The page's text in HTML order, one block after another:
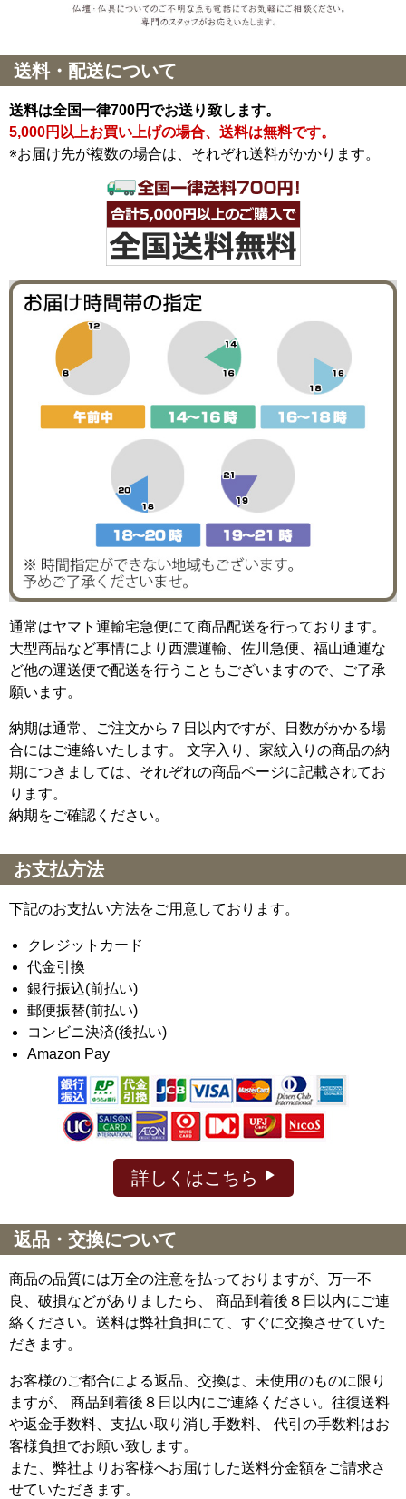
送料・配送について
送料は全国一律700円でお送り致します。
5,000円以上お買い上げの場合、送料は無料です。
※お届け先が複数の場合は、それぞれ送料がかかります。
通常はヤマト運輸宅急便にて商品配送を行っております。
大型商品など事情により西濃運輸、佐川急便、福山通運な
ど他の運送便で配送を行うこともございますので、ご了承
願います。
納期は通常、ご注文から７日以内ですが、日数がかかる場
合にはご連絡いたします。 文字入り、家紋入りの商品の納
期につきましては、それぞれの商品ページに記載されてお
ります。
納期をご確認ください。
お支払方法
下記のお支払い方法をご用意しております。
クレジットカード
代金引換
銀行振込(前払い)
郵便振替(前払い)
コンビニ決済(後払い)
Amazon Pay
詳しくはこちら
返品・交換について
商品の品質には万全の注意を払っておりますが、万一不
良、破損などがありましたら、 商品到着後８日以内にご連
絡ください。送料は弊社負担にて、すぐに交換させていた
だきます。
お客様のご都合による返品、交換は、未使用のものに限り
ますが、
商品到着後８日以内にご連絡ください。往復送料
や返金手数料、支払い取り消し手数料、 代引の手数料はお
客様負担でお願い致します。
また、弊社よりお客様へお届けした送料分金額をご請求さ
せていただきます。